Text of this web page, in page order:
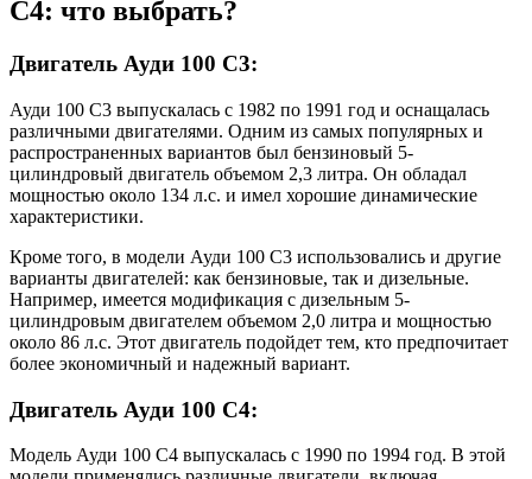
С4: что выбрать?
Двигатель Ауди 100 С3:
Ауди 100 С3 выпускалась с 1982 по 1991 год и оснащалась
различными двигателями. Одним из самых популярных и
распространенных вариантов был бензиновый 5-
цилиндровый двигатель объемом 2,3 литра. Он обладал
мощностью около 134 л.с. и имел хорошие динамические
характеристики.
Кроме того, в модели Ауди 100 С3 использовались и другие
варианты двигателей: как бензиновые, так и дизельные.
Например, имеется модификация с дизельным 5-
цилиндровым двигателем объемом 2,0 литра и мощностью
около 86 л.с. Этот двигатель подойдет тем, кто предпочитает
более экономичный и надежный вариант.
Двигатель Ауди 100 С4:
Модель Ауди 100 С4 выпускалась с 1990 по 1994 год. В этой